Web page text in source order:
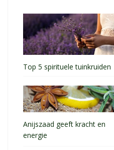
Top 5 spirituele tuinkruiden
Anijszaad geeft kracht en
energie